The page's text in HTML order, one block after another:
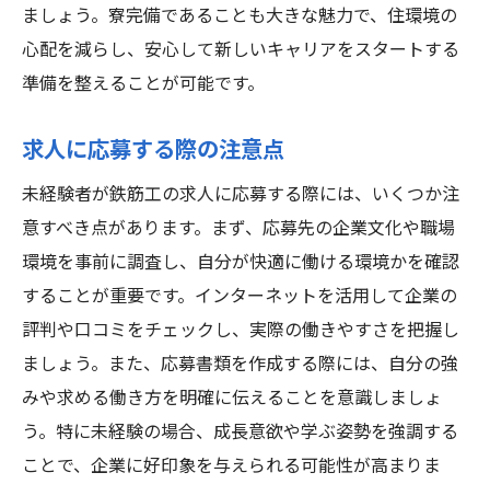
ましょう。寮完備であることも大きな魅力で、住環境の
心配を減らし、安心して新しいキャリアをスタートする
準備を整えることが可能です。
求人に応募する際の注意点
未経験者が鉄筋工の求人に応募する際には、いくつか注
意すべき点があります。まず、応募先の企業文化や職場
環境を事前に調査し、自分が快適に働ける環境かを確認
することが重要です。インターネットを活用して企業の
評判や口コミをチェックし、実際の働きやすさを把握し
ましょう。また、応募書類を作成する際には、自分の強
みや求める働き方を明確に伝えることを意識しましょ
う。特に未経験の場合、成長意欲や学ぶ姿勢を強調する
ことで、企業に好印象を与えられる可能性が高まりま